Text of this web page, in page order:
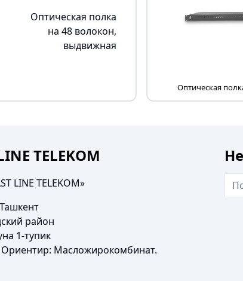
Оптическая полка
на 48 волокон,
выдвижная
Оптическая
TELEKOM
LINE TELEKOM»
район
1-тупик
Масложирокомбинат.